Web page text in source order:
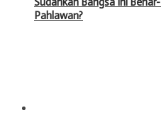
Pahlawan?